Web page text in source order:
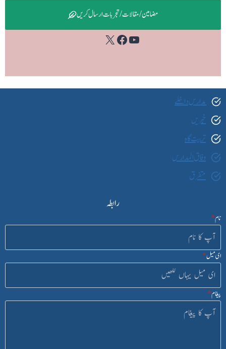
مضامین / مقالات / تجربات ارسال کریں
YouTube
Facebook
X
مدارس داخلے
خبریں
تربیت گاہ
وفاق المدارس
متفرق
رابطہ
نام*
ای میل*
پیغام*